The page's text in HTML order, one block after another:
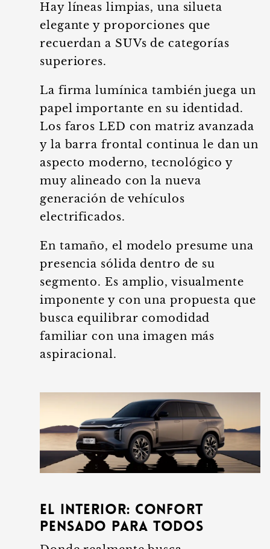
Hay líneas limpias, una silueta
elegante y proporciones que
recuerdan a SUVs de categorías
superiores.
La firma lumínica también juega un
papel importante en su identidad.
Los faros LED con matriz avanzada
y la barra frontal continua le dan un
aspecto moderno, tecnológico y
muy alineado con la nueva
generación de vehículos
electrificados.
En tamaño, el modelo presume una
presencia sólida dentro de su
segmento. Es amplio, visualmente
imponente y con una propuesta que
busca equilibrar comodidad
familiar con una imagen más
aspiracional.
El interior: confort
pensado para todos